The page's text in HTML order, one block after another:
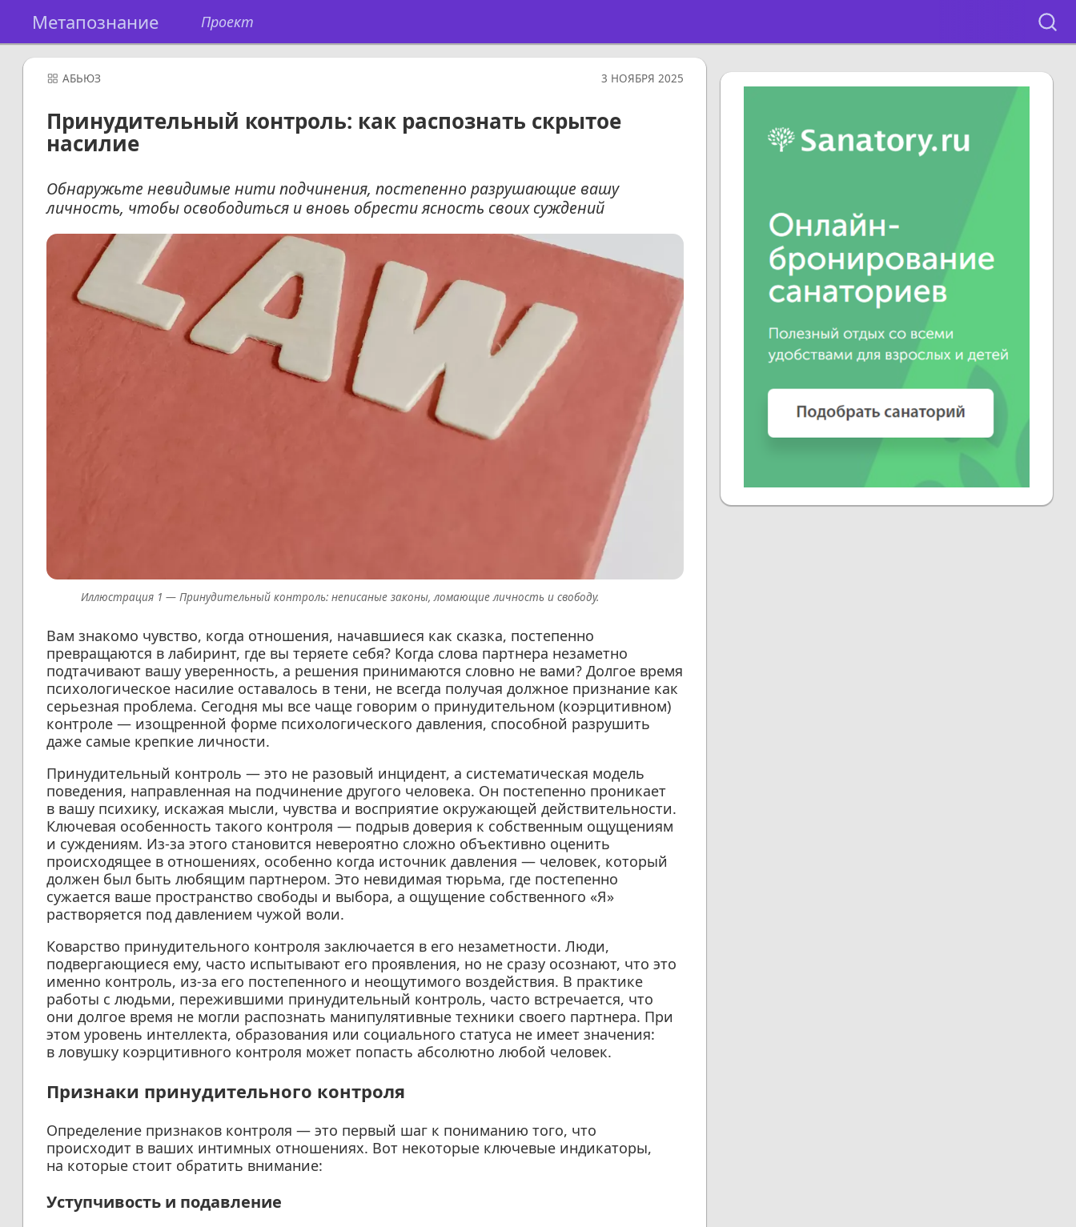
Метапознание Проект
АБЬЮЗ 3 НОЯБРЯ 2025
Принудительный контроль: как распознать скрытое
насилие
Обнаружьте невидимые нити подчинения, постепенно разрушающие вашу
личность, чтобы освободиться и вновь обрести ясность своих суждений
Принудительный контроль: неписаные законы, ломающие личность и свободу.
Вам знакомо чувство, когда отношения, начавшиеся как сказка, постепенно
превращаются в лабиринт, где вы теряете себя? Когда слова партнера незаметно
подтачивают вашу уверенность, а решения принимаются словно не вами? Долгое время
психологическое насилие оставалось в тени, не всегда получая должное признание как
серьезная проблема. Сегодня мы все чаще говорим о принудительном (коэрцитивном)
контроле — изощренной форме психологического давления, способной разрушить
даже самые крепкие личности.
Принудительный контроль — это не разовый инцидент, а систематическая модель
поведения, направленная на подчинение другого человека. Он постепенно проникает
в вашу психику, искажая мысли, чувства и восприятие окружающей действительности.
Ключевая особенность такого контроля — подрыв доверия к собственным ощущениям
и суждениям. Из-за этого становится невероятно сложно объективно оценить
происходящее в отношениях, особенно когда источник давления — человек, который
должен был быть любящим партнером. Это невидимая тюрьма, где постепенно
сужается ваше пространство свободы и выбора, а ощущение собственного «Я»
растворяется под давлением чужой воли.
Коварство принудительного контроля заключается в его незаметности. Люди,
подвергающиеся ему, часто испытывают его проявления, но не сразу осознают, что это
именно контроль, из-за его постепенного и неощутимого воздействия. В практике
работы с людьми, пережившими принудительный контроль, часто встречается, что
они долгое время не могли распознать манипулятивные техники своего партнера. При
этом уровень интеллекта, образования или социального статуса не имеет значения:
в ловушку коэрцитивного контроля может попасть абсолютно любой человек.
Признаки принудительного контроля
Определение признаков контроля — это первый шаг к пониманию того, что
происходит в ваших интимных отношениях. Вот некоторые ключевые индикаторы,
на которые стоит обратить внимание:
Уступчивость и подавление